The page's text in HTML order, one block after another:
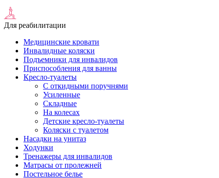
Для реабилитации
Медицинские кровати
Инвалидные коляски
Подъемники для инвалидов
Приспособления для ванны
Кресло-туалеты
С откидными поручнями
Усиленные
Складные
На колесах
Детские кресло-туалеты
Коляски с туалетом
Насадки на унитаз
Ходунки
Тренажеры для инвалидов
Матрасы от пролежней
Постельное белье